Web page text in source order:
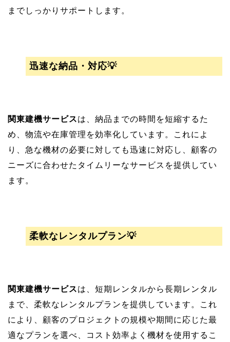
までしっかりサポートします。
迅速な納品・対応💡
関東建機サービスは、納品までの時間を短縮するた
め、物流や在庫管理を効率化しています。これによ
り、急な機材の必要に対しても迅速に対応し、顧客の
ニーズに合わせたタイムリーなサービスを提供してい
ます。
柔軟なレンタルプラン💡
関東建機サービスは、短期レンタルから長期レンタル
まで、柔軟なレンタルプランを提供しています。これ
により、顧客のプロジェクトの規模や期間に応じた最
適なプランを選べ、コスト効率よく機材を使用するこ